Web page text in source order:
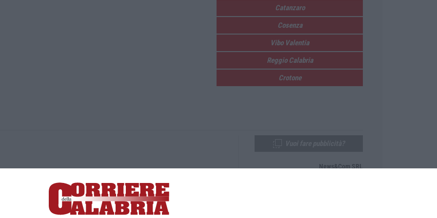
Catanzaro
Cosenza
Vibo Valentia
Reggio Calabria
Crotone
Lamezia Terme (CZ)
responsabile Paola Militano |Privacy
News&Com SRL